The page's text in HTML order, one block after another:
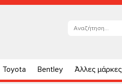
Toyota Bentley Άλλες μάρκες